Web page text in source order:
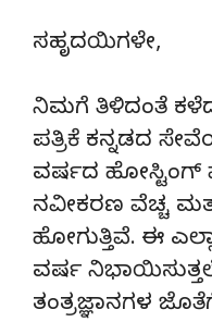
ಸಹೃದಯಿಗಳೇ,
ನಿಮಗೆ ತಿಳಿದಂತೆ
ಪತ್ರಿಕೆ ಕನ್ನಡದ
ವರ್ಷದ ಹೋಸ್ಟಿಂಗ್‌
ನವೀಕರಣ ವೆಚ್ಚ
ಹೋಗುತ್ತಿವೆ. ಈ
ವರ್ಷ
ತಂತ್ರಜ್ಞಾನಗಳ